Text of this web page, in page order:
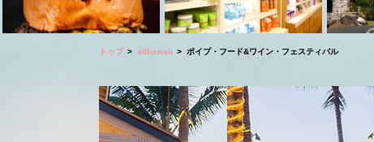
トップ allhawaii ポイプ・フード&ワイン・フェスティバル